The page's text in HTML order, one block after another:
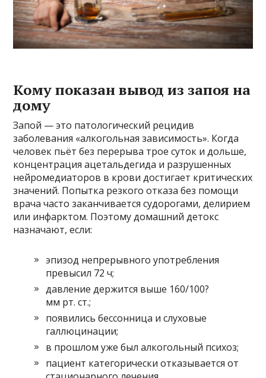
Кому показан вывод из запоя на
дому
Запой — это патологический рецидив
заболевания «алкогольная зависимость». Когда
человек пьёт без перерыва трое суток и дольше,
концентрация ацетальдегида и разрушенных
нейромедиаторов в крови достигает критических
значений. Попытка резкого отказа без помощи
врача часто заканчивается судорогами, делирием
или инфарктом. Поэтому домашний детокс
назначают, если:
эпизод непрерывного употребления
превысил 72 ч;
давление держится выше 160/100?
мм рт. ст.;
появились бессонница и слуховые
галлюцинации;
в прошлом уже был алкогольный психоз;
пациент категорически отказывается от